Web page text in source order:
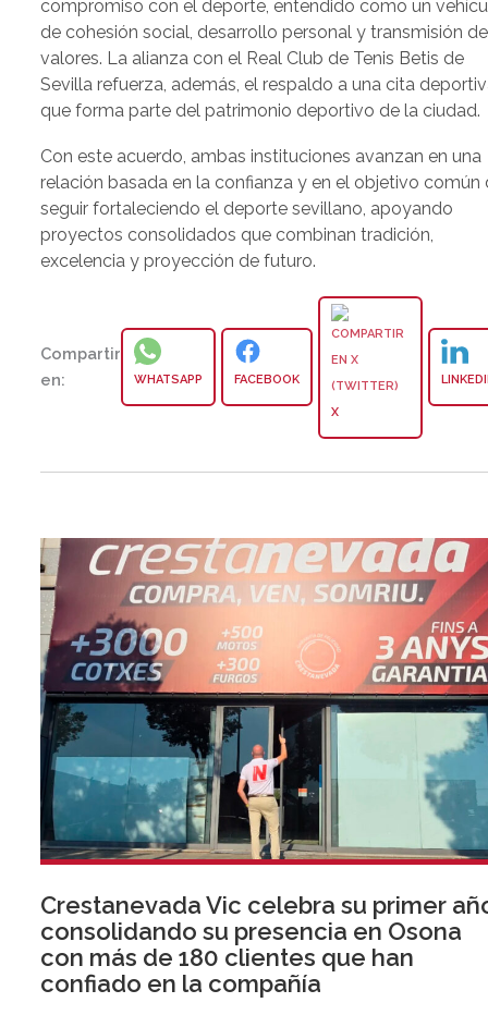
compromiso con el deporte, entendido como un
de cohesión social, desarrollo personal y transmisión de
valores. La alianza con el Real Club de Tenis Betis de
Sevilla refuerza, además, el respaldo a una cita
que forma parte del patrimonio deportivo de la ciudad.
Con este acuerdo, ambas instituciones avanzan en una
relación basada en la confianza y en el objetivo común
seguir fortaleciendo el deporte sevillano, apoyando
proyectos consolidados que combinan tradición,
excelencia y proyección de futuro.
Compartir
en:
WHATSAPP FACEBOOK
X
Crestanevada Vic celebra su primer
consolidando su presencia en Osona
con más de 180 clientes que han
confiado en la compañía